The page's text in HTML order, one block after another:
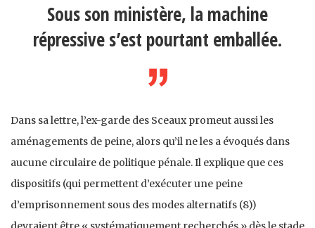
Sous son ministère, la machine
répressive s’est pourtant emballée.
Dans sa lettre, l’ex-garde des Sceaux promeut aussi les
aménagements de peine, alors qu’il ne les a évoqués dans
aucune circulaire de politique pénale. Il explique que ces
dispositifs (qui permettent d’exécuter une peine
d’emprisonnement sous des modes alternatifs (8))